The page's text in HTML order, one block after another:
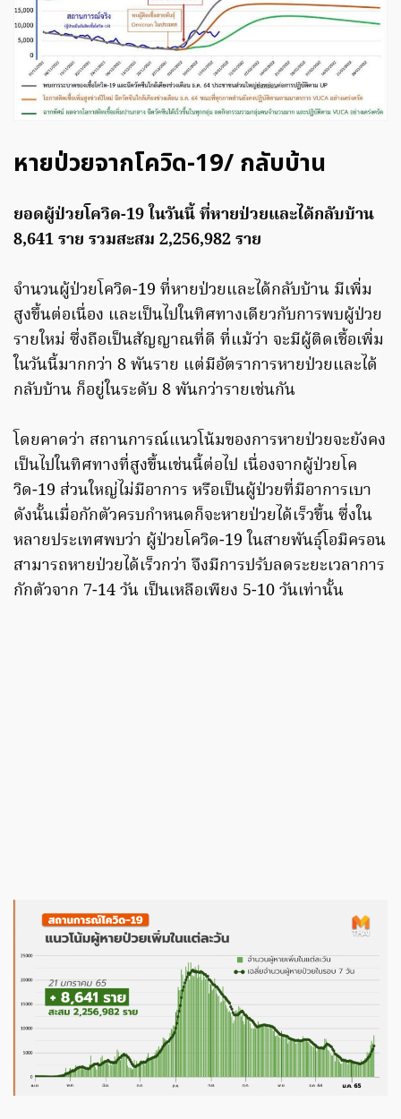
หายป่วยจากโควิด-19/ กลับบ้าน
ยอดผู้ป่วยโควิด-19 ในวันนี้ ที่หายป่วยและได้กลับบ้าน
8,641 ราย รวมสะสม 2,256,982 ราย
จำนวนผู้ป่วยโควิด-19 ที่หายป่วยและได้กลับบ้าน มีเพิ่ม
สูงขึ้นต่อเนื่อง และเป็นไปในทิศทางเดียวกับการพบผู้ป่วย
รายใหม่ ซึ่งถือเป็นสัญญาณที่ดี ที่แม้ว่า จะมีผู้ติดเชื้อเพิ่ม
ในวันนี้มากกว่า 8 พันราย แต่มีอัตราการหายป่วยและได้
กลับบ้าน ก็อยู่ในระดับ 8 พันกว่ารายเช่นกัน
โดยคาดว่า สถานการณ์แนวโน้มของการหายป่วยจะยังคง
เป็นไปในทิศทางที่สูงขึ้นเช่นนี้ต่อไป เนื่องจากผู้ป่วยโค
วิด-19 ส่วนใหญ่ไม่มีอาการ หรือเป็นผู้ป่วยที่มีอาการเบา
ดังนั้นเมื่อกักตัวครบกำหนดก็จะหายป่วยได้เร็วขึ้น ซึ่งใน
หลายประเทศพบว่า ผู้ป่วยโควิด-19 ในสายพันธุ์โอมิครอน
สามารถหายป่วยได้เร็วกว่า จึงมีการปรับลดระยะเวลาการ
กักตัวจาก 7-14 วัน เป็นเหลือเพียง 5-10 วันเท่านั้น